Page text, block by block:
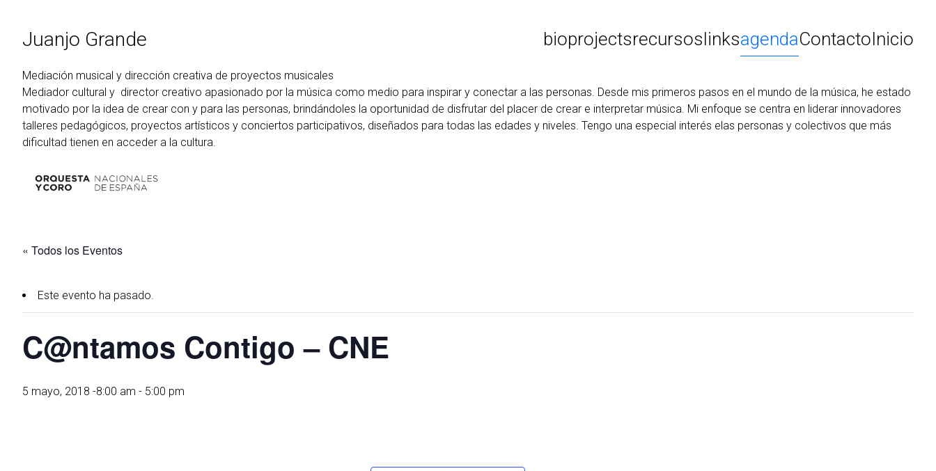
contenidoJuanjo Grande bioprojectsrecursoslinksagendaContactoInicio
Mediación musical y dirección creativa de proyectos musicales
Mediador cultural y director creativo apasionado por la música como medio para inspirar y conectar a las personas. Desde mis primeros pasos en el mundo de la música, he estado
motivado por la idea de crear con y para las personas, brindándoles la oportunidad de disfrutar del placer de crear e interpretar música. Mi enfoque se centra en liderar innovadores
talleres pedagógicos, proyectos artísticos y conciertos participativos, diseñados para todas las edades y niveles. Tengo una especial interés elas personas y colectivos que más
dificultad tienen en acceder a la cultura.
« Todos los Eventos
Este evento ha pasado.
C@ntamos Contigo – CNE
5 mayo, 2018 -8:00 am - 5:00 pm